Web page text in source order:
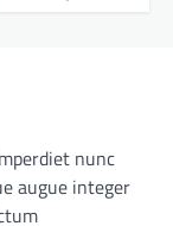
nunc
augue integer